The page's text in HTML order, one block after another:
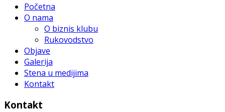
Početna
O nama
O biznis klubu
Rukovodstvo
Objave
Galerija
Stena u medijima
Kontakt
Kontakt